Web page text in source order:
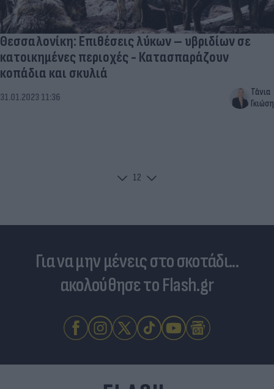
Θεσσαλονίκη: Επιθέσεις λύκων – υβριδίων σε
κατοικημένες περιοχές - Κατασπαράζουν
κοπάδια και σκυλιά
31.01.2023 11:36
Τάνια
Γκιώση
12
Για να μην μένεις στο σκοτάδι...
ακολούθησε το Flash.gr